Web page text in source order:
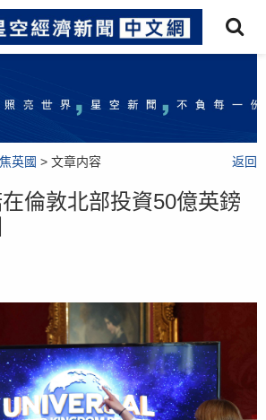
英國 > 文章内容 返回
倫敦北部投資50億英鎊